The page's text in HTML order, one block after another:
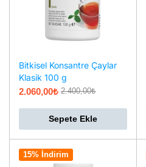
Bitkisel Konsantre Çaylar
Klasik 100 g
2.400,00₺
2.060,00₺
Sepete Ekle
15% İndirim